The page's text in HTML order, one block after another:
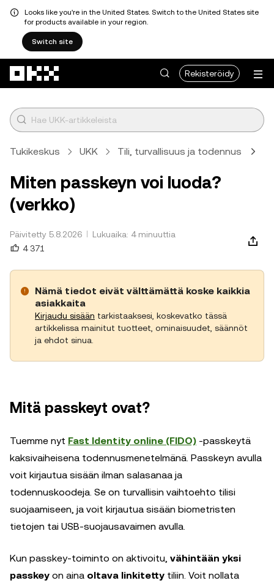
Looks like you're in the United States. Switch to the United States site
for products available in your region.
Switch site
Rekisteröidy
Tukikeskus UKK Tili, turvallisuus ja todennus
Miten passkeyn voi luoda?
(verkko)
Päivitetty 5.8.2026
Lukuaika: 4 minuuttia
4 371
Nämä tiedot eivät välttämättä koske kaikkia
asiakkaita
Kirjaudu sisään tarkistaaksesi, koskevatko tässä
artikkelissa mainitut tuotteet, ominaisuudet, säännöt
ja ehdot sinua.
Mitä passkeyt ovat?
Tuemme nyt Fast Identity online (FIDO) -passkeytä
kaksivaiheisena todennusmenetelmänä. Passkeyn avulla
voit kirjautua sisään ilman salasanaa ja
todennuskoodeja. Se on turvallisin vaihtoehto tilisi
suojaamiseen, ja voit kirjautua sisään biometristen
tietojen tai USB-suojausavaimen avulla.
Kun passkey-toiminto on aktivoitu, vähintään yksi
passkey on aina oltava linkitetty tiliin. Voit nollata